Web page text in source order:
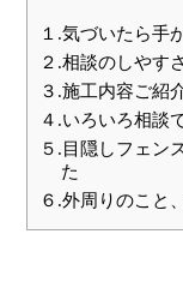
１.気づいたら手
２.相談のしやす
３.施工内容ご紹
４.いろいろ相談
５.目隠しフェン
た
６.外周りのこと